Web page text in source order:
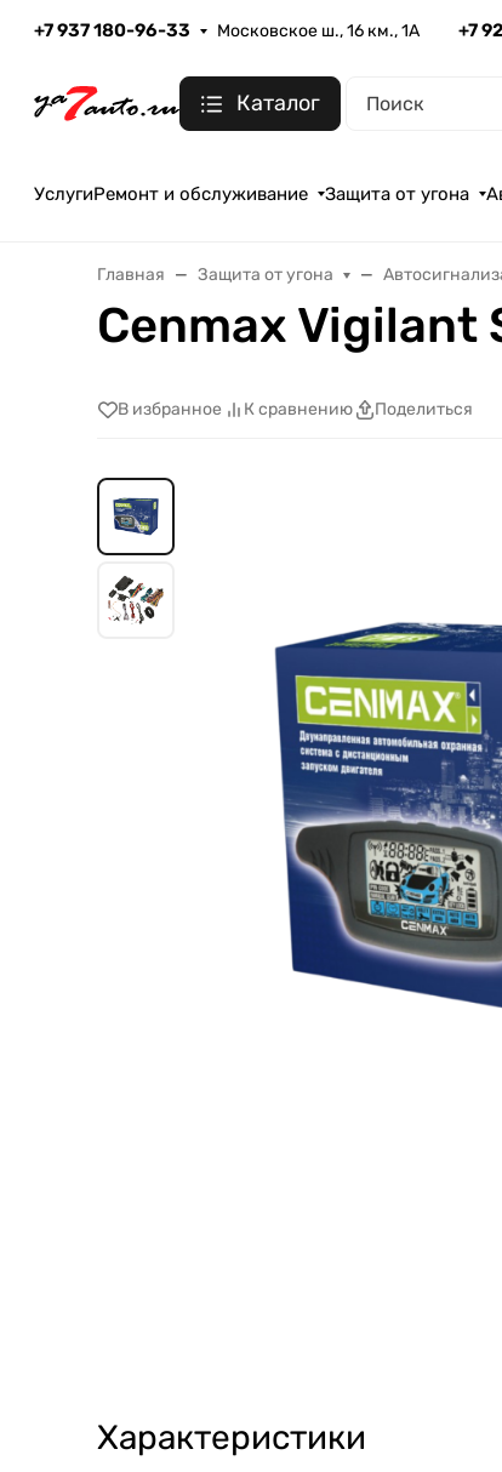
+7 937 180-96-33 Московское ш., 16 км., 1А +7
Каталог
УслугиРемонт и обслуживание Защита от угона
Главная Защита от угона
Cenmax Vigilant
В избранное К сравнению Поделиться
Характеристики